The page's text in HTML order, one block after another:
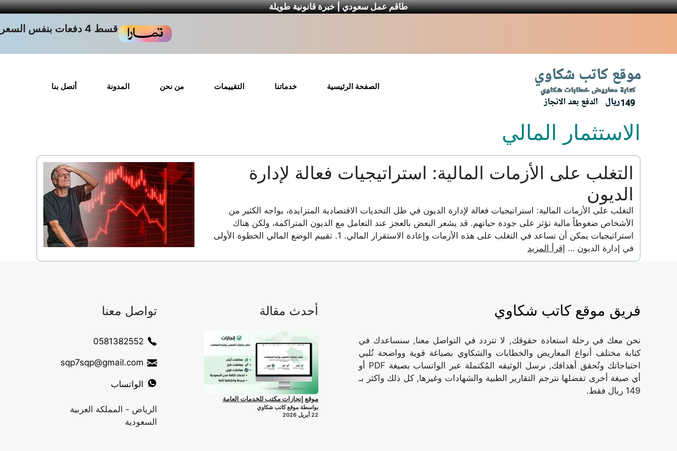
طاقم عمل سعودي | خبرة قانونية طويلة
قسط 4 دفعات بنفس السعر
الصفحة الرئيسية خدماتنا التقييمات من نحن المدونة أتصل بنا
الاستثمار المالي
التغلب على الأزمات المالية: استراتيجيات فعالة لإدارة
الديون
التغلب على الأزمات المالية: استراتيجيات فعالة لإدارة الديون في ظل التحديات الاقتصادية المتزايدة، يواجه الكثير من
الأشخاص ضغوطاً مالية تؤثر على جودة حياتهم. قد يشعر البعض بالعجز عند التعامل مع الديون المتراكمة، ولكن هناك
استراتيجيات يمكن أن تساعد في التغلب على هذه الأزمات وإعادة الاستقرار المالي. 1. تقييم الوضع المالي الخطوة الأولى
في إدارة الديون … إقرأ المزيد
فريق موقع كاتب شكاوي
نحن معك في رحلة استعادة حقوقك, لا تتردد في التواصل معنا, سنساعدك في
كتابة مختلف أنواع المعاريض والخطابات والشكاوي بصياغة قوية وواضحة تُلبي
احتياجاتك وتُحقق أهدافك, نرسل الوثيقه المُكتملة عبر الواتساب بصيغة PDF أو
أي صيغة أخرى تفضلها نترجم التقارير الطبية والشهادات وغيرها, كل ذلك واكثر بـ
149 ريال فقط.
أحدث مقالة
موقع إنجازات مكتب للخدمات العامة
بواسطة موقع كاتب شكاوي
22 أبريل 2026
تواصل معنا
0581382552
sqp7sqp@gmail.com
الواتساب
الرياض - المملكة العربية
السعودية